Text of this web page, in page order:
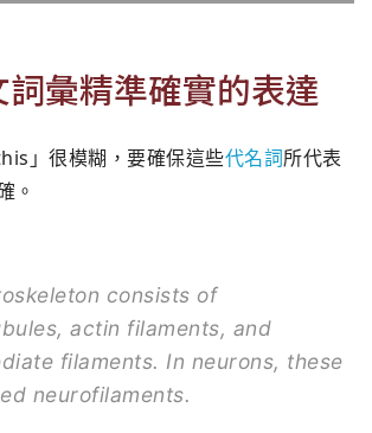
彙精準確實的表達
」很模糊，要確保這些代名詞所代表
。
consists of
actin filaments, and
filaments. In neurons, these
neurofilaments.